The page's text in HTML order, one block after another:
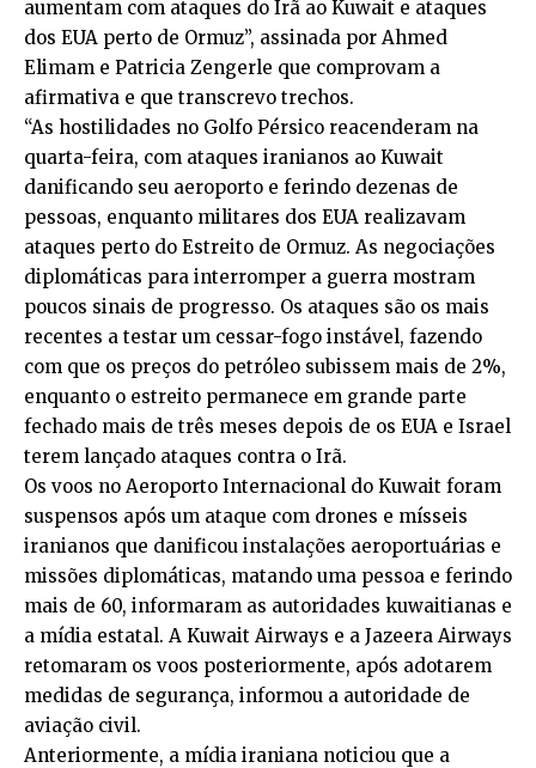
aumentam com ataques do Irã ao Kuwait e ataques
dos EUA perto de Ormuz”, assinada por Ahmed
Elimam e Patricia Zengerle que comprovam a
afirmativa e que transcrevo trechos.
“As hostilidades no Golfo Pérsico reacenderam na
quarta-feira, com ataques iranianos ao Kuwait
danificando seu aeroporto e ferindo dezenas de
pessoas, enquanto militares dos EUA realizavam
ataques perto do Estreito de Ormuz. As negociações
diplomáticas para interromper a guerra mostram
poucos sinais de progresso. Os ataques são os mais
recentes a testar um cessar-fogo instável, fazendo
com que os preços do petróleo subissem mais de 2%,
enquanto o estreito permanece em grande parte
fechado mais de três meses depois de os EUA e Israel
terem lançado ataques contra o Irã.
Os voos no Aeroporto Internacional do Kuwait foram
suspensos após um ataque com drones e mísseis
iranianos que danificou instalações aeroportuárias e
missões diplomáticas, matando uma pessoa e ferindo
mais de 60, informaram as autoridades kuwaitianas e
a mídia estatal. A Kuwait Airways e a Jazeera Airways
retomaram os voos posteriormente, após adotarem
medidas de segurança, informou a autoridade de
aviação civil.
Anteriormente, a mídia iraniana noticiou que a